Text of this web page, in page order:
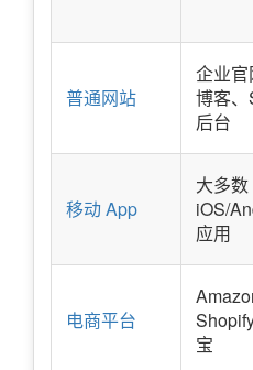
普通网站
企业官
博客
后台
移动 App
大多数
iOS/
应用
电商平台
宝